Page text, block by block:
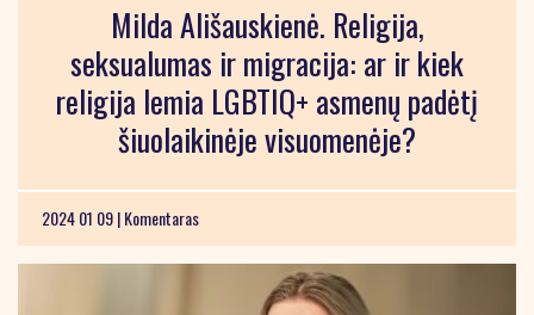
Milda Ališauskienė. Religija,
seksualumas ir migracija: ar ir kiek
religija lemia LGBTIQ+ asmenų padėtį
šiuolaikinėje visuomenėje?
2024 01 09 |Komentaras